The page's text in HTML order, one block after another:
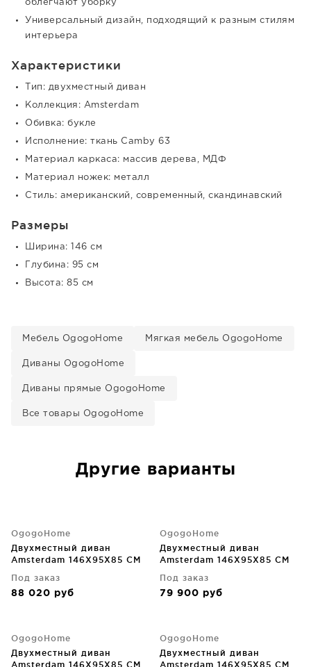
облегчают уборку
Универсальный дизайн, подходящий к разным стилям
интерьера
Характеристики
Тип: двухместный диван
Коллекция: Amsterdam
Обивка: букле
Исполнение: ткань Camby 63
Материал каркаса: массив дерева, МДФ
Материал ножек: металл
Стиль: американский, современный, скандинавский
Размеры
Ширина: 146 см
Глубина: 95 см
Высота: 85 см
Мебель OgogoHome Мягкая мебель OgogoHome
Диваны OgogoHome
Диваны прямые OgogoHome
Все товары OgogoHome
Другие варианты
OgogoHome
Двухместный диван
Amsterdam 146X95X85 CM
Под заказ
88 020 руб
OgogoHome
Двухместный диван
Amsterdam 146X95X85 CM
Под заказ
79 900 руб
OgogoHome
Двухместный диван
Amsterdam 146X95X85 CM
OgogoHome
Двухместный диван
Amsterdam 146X95X85 CM